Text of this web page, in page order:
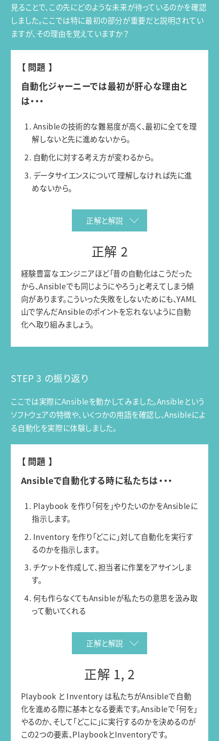
見ることで、この先にどのような未来が待っているのかを確認
しました。ここでは特に最初の部分が重要だと説明されてい
ますが、その理由を覚えていますか？
【 問題 】
自動化ジャーニーでは最初が肝心な理由と
は・・・
1. Ansibleの技術的な難易度が高く、最初に全てを理
解しないと先に進めないから。
2. 自動化に対する考え方が変わるから。
3. データサイエンスについて理解しなければ先に進
めないから。
正解と解説
正解 2
経験豊富なエンジニアほど「昔の自動化はこうだった
から、Ansibleでも同じようにやろう」と考えてしまう傾
向があります。こういった失敗をしないためにも、YAML
山で学んだAnsibleのポイントを忘れないように自動
化へ取り組みましょう。
STEP 3 の振り返り
ここでは実際にAnsibleを動かしてみました。Ansibleという
ソフトウェアの特徴や、いくつかの用語を確認し、Ansibleによ
る自動化を実際に体験しました。
【 問題 】
Ansibleで自動化する時に私たちは・・・
1. Playbook を作り「何を」やりたいのかをAnsibleに
指示します。
2. Inventory を作り「どこに」対して自動化を実行す
るのかを指示します。
3. チケットを作成して、担当者に作業をアサインしま
す。
4. 何も作らなくてもAnsibleが私たちの意思を汲み取
って動いてくれる
正解と解説
正解 1, 2
Playbook と Inventory は私たちがAnsibleで自動
化を進める際に基本となる要素です。Ansibleで「何を」
やるのか、そして「どこに」に実行するのかを決めるのが
この2つの要素、PlaybookとInventoryです。